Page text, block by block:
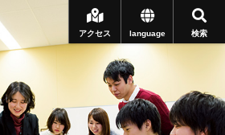
検索
language
アクセス